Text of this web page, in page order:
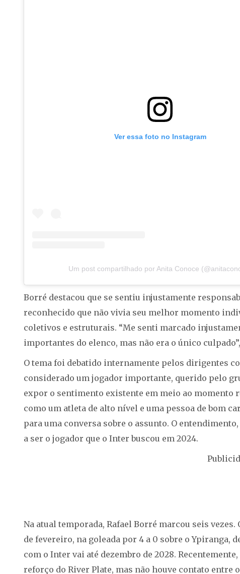
Ver essa foto no Instagram
Um post compartilhado por Anita Conoce
Borré destacou que se sentiu injustamente
reconhecido que não vivia seu melhor momento
coletivos e estruturais. “Me senti marcado
importantes do elenco, mas não era o único
O tema foi debatido internamente pelos dirigentes
considerado um jogador importante, querido pelo
expor o sentimento existente em meio ao momento
como um atleta de alto nível e uma pessoa de bom
para uma conversa sobre o assunto. O
a ser o jogador que o Inter buscou em 2024.
Na atual temporada, Rafael Borré marcou seis
de fevereiro, na goleada por 4 a 0 sobre o Ypiranga,
com o Inter vai até dezembro de 2028.
reforço do River Plate, mas não houve contato entre